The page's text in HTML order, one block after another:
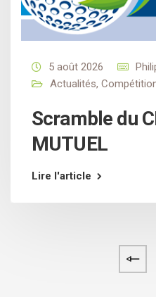
5 août 2026
Actualités,
Scramble du
MUTUEL
Lire l'article